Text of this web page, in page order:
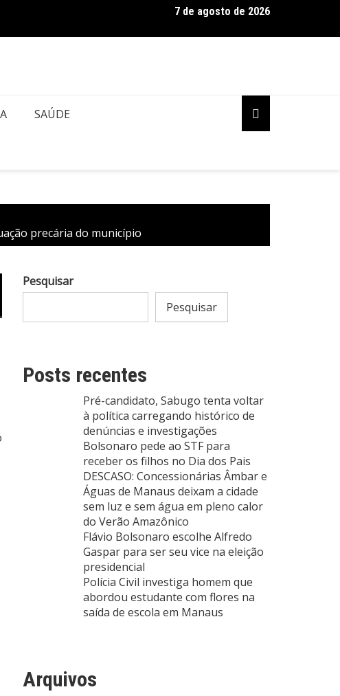
Bolsonaro pede ao STF para receber os filhos no Dia dos Pais
7 de agosto de 2026
SAÚDE
precária do município
Pesquisar
Pesquisar
Posts recentes
Pré-candidato, Sabugo tenta voltar
à política carregando histórico de
denúncias e investigações
Bolsonaro pede ao STF para
receber os filhos no Dia dos Pais
DESCASO: Concessionárias Âmbar e
Águas de Manaus deixam a cidade
sem luz e sem água em pleno calor
do Verão Amazônico
Flávio Bolsonaro escolhe Alfredo
Gaspar para ser seu vice na eleição
presidencial
Polícia Civil investiga homem que
abordou estudante com flores na
saída de escola em Manaus
Arquivos